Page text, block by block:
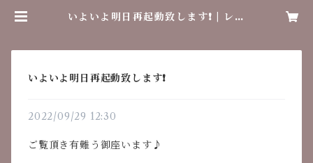
いよいよ明日再起動致します❗️ | レト
いよいよ明日再起動致します❗️
2022/09/29 12:30
ご覧頂き有難う御座います♪